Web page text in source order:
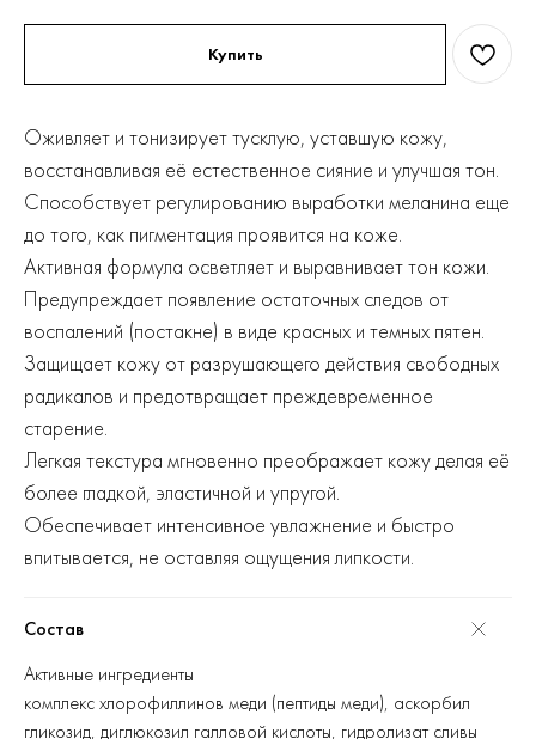
Купить
Оживляет и тонизирует тусклую, уставшую кожу,
восстанавливая её естественное сияние и улучшая тон.
Способствует регулированию выработки меланина еще
до того, как пигментация проявится на коже.
Активная формула осветляет и выравнивает тон кожи.
Предупреждает появление остаточных следов от
воспалений (постакне) в виде красных и темных пятен.
Защищает кожу от разрушающего действия свободных
радикалов и предотвращает преждевременное
старение.
Легкая текстура мгновенно преображает кожу делая её
более гладкой, эластичной и упругой.
Обеспечивает интенсивное увлажнение и быстро
впитывается, не оставляя ощущения липкости.
Состав
Активные ингредиенты
комплекс хлорофиллинов меди (пептиды меди), аскорбил
гликозид, диглюкозил галловой кислоты, гидролизат сливы